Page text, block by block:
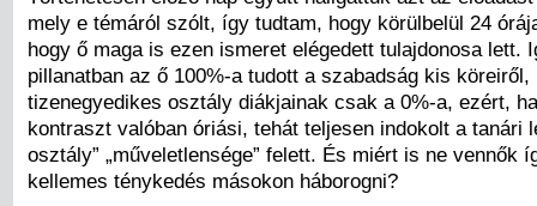
mely e témáról szólt, így tudtam, hogy körülbelül 24
hogy ő maga is ezen ismeret elégedett tulajdonosa lett.
pillanatban az ő 100%-a tudott a szabadság kis
tizenegyedikes osztály diákjainak csak a 0%-a, ezért,
kontraszt valóban óriási, tehát teljesen indokolt a tanári
osztály” „műveletlensége” felett. És miért is ne vennők
kellemes ténykedés másokon háborogni?